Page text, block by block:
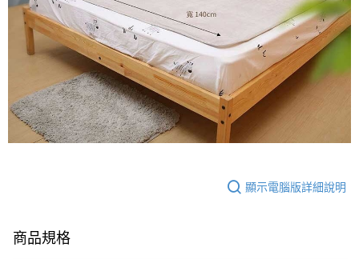
顯示電腦版詳細說明
商品規格